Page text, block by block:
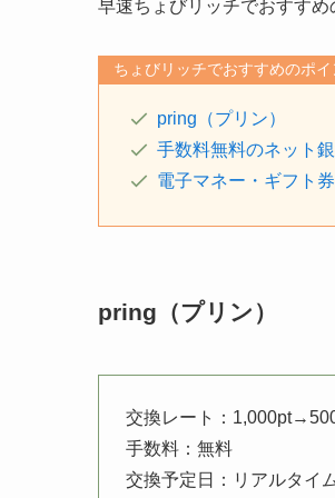
早速ちょびリッチでおすすめ
ちょびリッチでおすすめのポ
pring（プリン）
手数料無料のネット
電子マネー・ギフト券
pring（プリン）
交換レート：
手数料：無料
交換予定日：リアルタイ